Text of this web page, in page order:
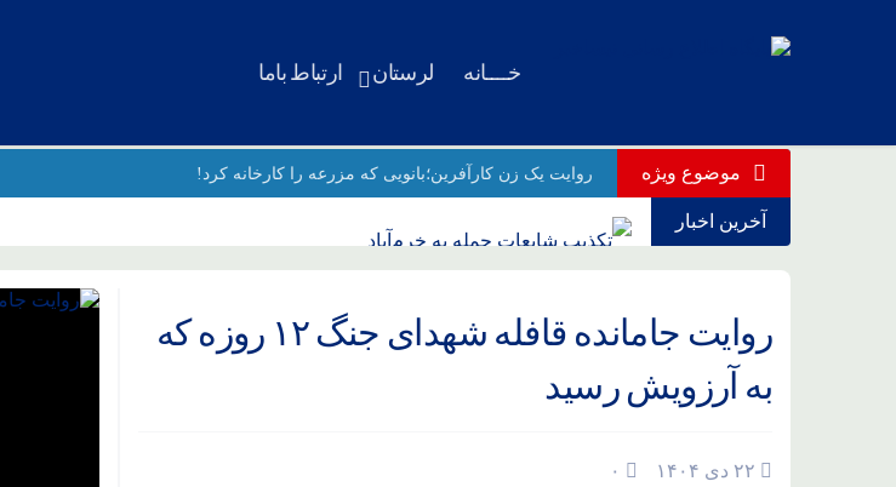
خــــانه لرستان ارتباط باما
موضوع ویژه روایت یک زن کارآفرین؛بانویی که مزرعه را کارخانه کرد!
آخرین اخبار
تکذیب شایعات حمله به خرم‌آباد
پیام امیر حاتمی به مردم صبور و وفادار ایران
قدردانی فرمانده کل سپاه جهت حضور میلیونی مردم در تشییع قائد شهید امت
روایت جامانده قافله شهدای جنگ ۱۲ روزه که
به آرزویش رسید
۰